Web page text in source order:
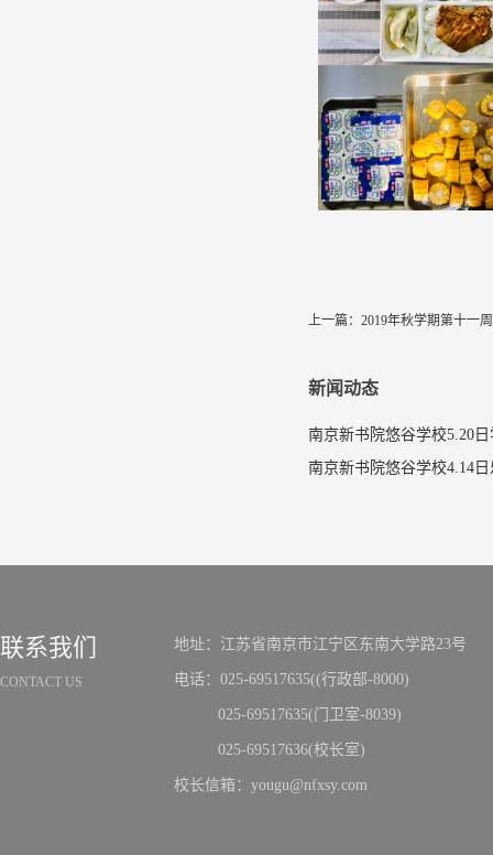
上一篇： 2019年秋学期第十一
新闻动态
南京新书院悠谷学校5.20
联系我们
CONTACT US
地址：江苏省南京市江宁区东南大学路23号
电话：025-69517635((行政部-8000)
025-69517635(门卫室-8039)
025-69517636(校长室)
校长信箱：yougu@nfxsy.com